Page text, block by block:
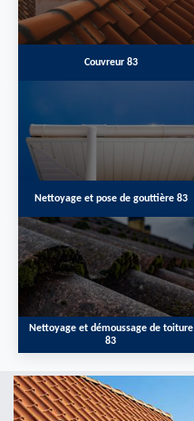
Couvreur 83
Nettoyage et pose de gouttière 83
Nettoyage et démoussage de toiture
83